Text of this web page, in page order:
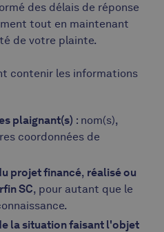
des délais de réponse
tout en maintenant
de votre plainte.
contenir les informations
plaignant(s) : nom(s),
coordonnées de
projet financé, réalisé ou
SC, pour autant que le
la situation faisant l'objet